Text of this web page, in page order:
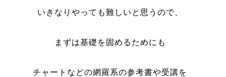
いきなりやっても難しいと思うので、
まずは基礎を固めるためにも
チャートなどの網羅系の参考書や受講を